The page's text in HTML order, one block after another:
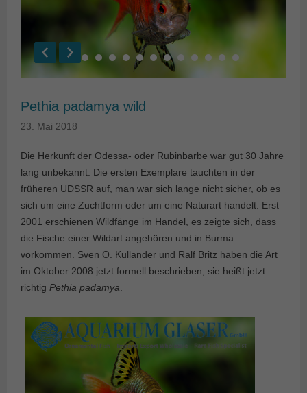
Pethia padamya wild
23. Mai 2018
Die Herkunft der Odessa- oder Rubinbarbe war gut 30 Jahre
lang unbekannt. Die ersten Exemplare tauchten in der
früheren UDSSR auf, man war sich lange nicht sicher, ob es
sich um eine Zuchtform oder um eine Naturart handelt. Erst
2001 erschienen Wildfänge im Handel, es zeigte sich, dass
die Fische einer Wildart angehören und in Burma
vorkommen. Sven O. Kullander und Ralf Britz haben die Art
im Oktober 2008 jetzt formell beschrieben, sie heißt jetzt
richtig Pethia padamya